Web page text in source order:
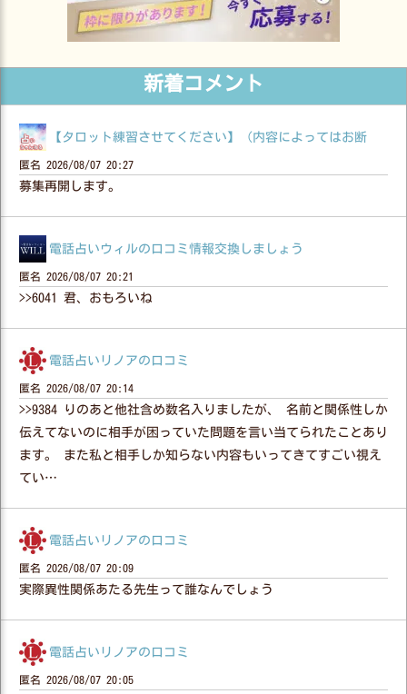
新着コメント
【タロット練習させてください】（内容によってはお断
匿名 2026/08/07 20:27
募集再開します。
電話占いウィルの口コミ情報交換しましょう
匿名 2026/08/07 20:21
>>6041 君、おもろいね
電話占いリノアの口コミ
匿名 2026/08/07 20:14
>>9384 りのあと他社含め数名入りましたが、 名前と関係性しか
伝えてないのに相手が困っていた問題を言い当てられたことあり
ます。 また私と相手しか知らない内容もいってきてすごい視え
てい…
電話占いリノアの口コミ
匿名 2026/08/07 20:09
実際異性関係あたる先生って誰なんでしょう
電話占いリノアの口コミ
匿名 2026/08/07 20:05